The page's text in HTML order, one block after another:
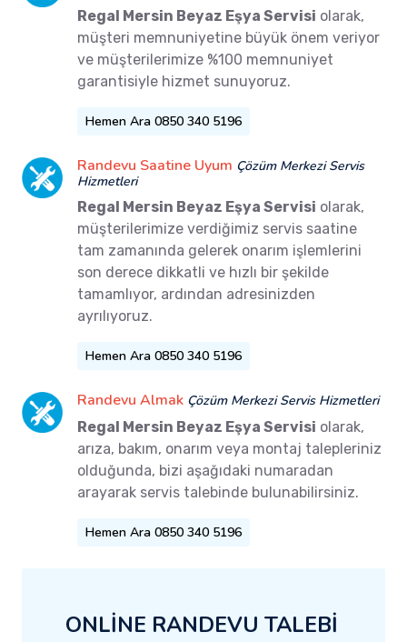
Regal Mersin Beyaz Eşya Servisi olarak,
müşteri memnuniyetine büyük önem veriyor
ve müşterilerimize %100 memnuniyet
garantisiyle hizmet sunuyoruz.
Hemen Ara 0850 340 5196
Randevu Saatine Uyum Çözüm Merkezi Servis
Hizmetleri
Regal Mersin Beyaz Eşya Servisi olarak,
müşterilerimize verdiğimiz servis saatine
tam zamanında gelerek onarım işlemlerini
son derece dikkatli ve hızlı bir şekilde
tamamlıyor, ardından adresinizden
ayrılıyoruz.
Hemen Ara 0850 340 5196
Randevu Almak Çözüm Merkezi Servis Hizmetleri
Regal Mersin Beyaz Eşya Servisi olarak,
arıza, bakım, onarım veya montaj talepleriniz
olduğunda, bizi aşağıdaki numaradan
arayarak servis talebinde bulunabilirsiniz.
Hemen Ara 0850 340 5196
ONLİNE RANDEVU TALEBİ